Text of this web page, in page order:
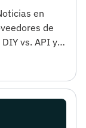
en
de
vs. API y